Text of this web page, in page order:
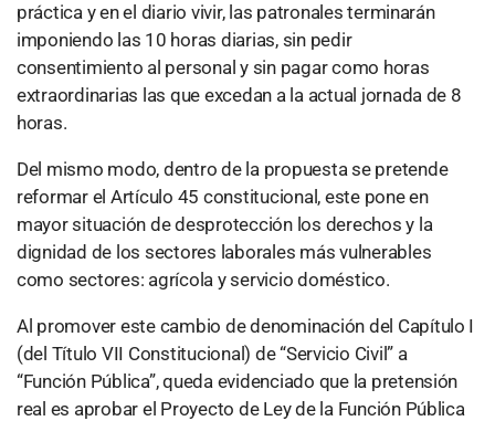
práctica y en el diario vivir, las patronales terminarán
imponiendo las 10 horas diarias, sin pedir
consentimiento al personal y sin pagar como horas
extraordinarias las que excedan a la actual jornada de 8
horas.
Del mismo modo, dentro de la propuesta se pretende
reformar el Artículo 45 constitucional, este pone en
mayor situación de desprotección los derechos y la
dignidad de los sectores laborales más vulnerables
como sectores: agrícola y servicio doméstico.
Al promover este cambio de denominación del Capítulo I
(del Título VII Constitucional) de “Servicio Civil” a
“Función Pública”, queda evidenciado que la pretensión
real es aprobar el Proyecto de Ley de la Función Pública